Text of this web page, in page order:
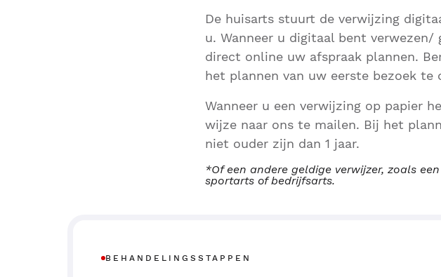
De huisarts stuurt de verwijzing
u. Wanneer u digitaal bent
direct online uw afspraak plannen.
het plannen van uw eerste bezoek te
Wanneer u een verwijzing op papier
wijze naar ons te mailen. Bij het
niet ouder zijn dan 1 jaar.
*Of een andere geldige verwijzer, zoals
sportarts of bedrijfsarts.
BEHANDELINGSSTAPPEN